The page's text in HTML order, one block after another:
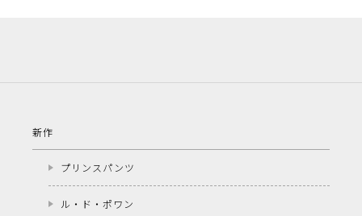
新作
プリンスパンツ
ル・ド・ポワン